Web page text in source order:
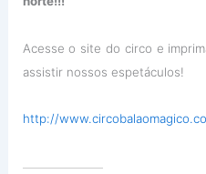
Acesse o site do circo e
assistir nossos espetáculos!
http://